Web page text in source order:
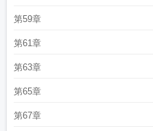
第59章
第61章
第63章
第65章
第67章